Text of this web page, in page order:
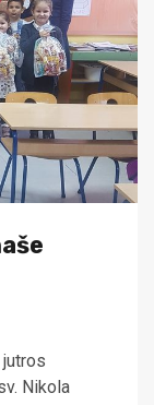
jutros
Nikola